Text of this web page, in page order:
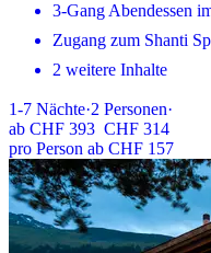
3-Gang Abendessen
Zugang zum Shanti
2 weitere Inhalte
1-7 Nächte·2 Personen·
ab CHF 393 CHF 314
pro Person ab CHF 157